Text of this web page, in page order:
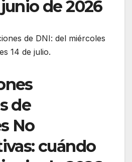
de 2026
de DNI: del miércoles
14 de julio.
de
No
cuándo